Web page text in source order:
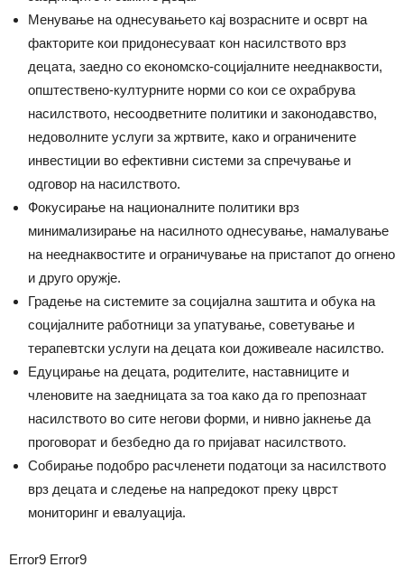
Менување на однесувањето кај возрасните и осврт на
факторите кои придонесуваат кон насилството врз
децата, заедно со економско-социјалните нееднаквости,
општествено-културните норми со кои се охрабрува
насилството, несоодветните политики и законодавство,
недоволните услуги за жртвите, како и ограничените
инвестиции во ефективни системи за спречување и
одговор на насилството.
Фокусирање на националните политики врз
минимализирање на насилното однесување, намалување
на нееднаквостите и ограничување на пристапот до огнено
и друго оружје.
Градење на системите за социјална заштита и обука на
социјалните работници за упатување, советување и
терапевтски услуги на децата кои доживеале насилство.
Едуцирање на децата, родителите, наставниците и
членовите на заедницата за тоа како да го препознаат
насилството во сите негови форми, и нивно јакнење да
проговорат и безбедно да го пријават насилството.
Собирање подобро расчленети податоци за насилството
врз децата и следење на напредокот преку цврст
мониторинг и евалуација.
Error9 Error9